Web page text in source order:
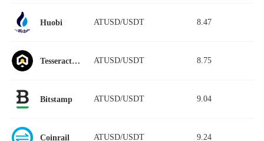
Huobi ATUSD/USDT 8.47
Tesseract World ATUSD/USDT 8.75
Bitstamp ATUSD/USDT 9.04
Coinrail ATUSD/USDT 9.24